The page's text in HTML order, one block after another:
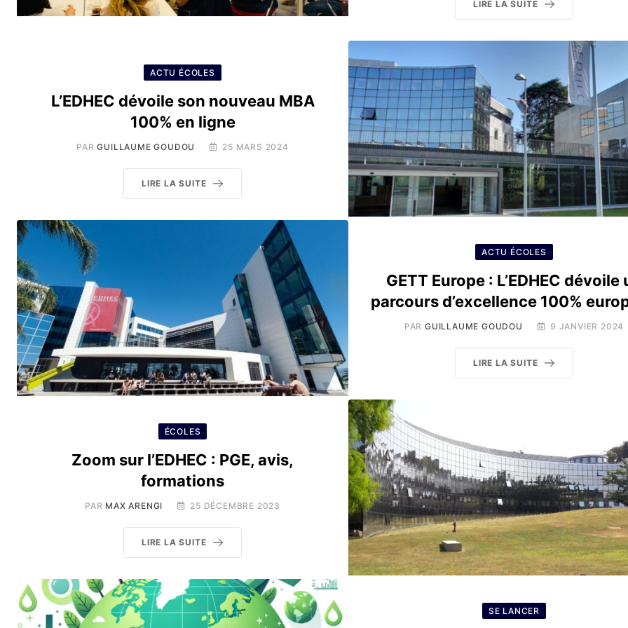
LIRE LA SUITE
ACTU ÉCOLES
L’EDHEC dévoile son nouveau MBA
100% en ligne
PARGUILLAUME GOUDOU 25 MARS 2024
LIRE LA SUITE
ACTU ÉCOLES
GETT Europe : L’EDHEC dévoile
parcours d’excellence 100%
PARGUILLAUME GOUDOU 9 JANVIER 2024
LIRE LA SUITE
ÉCOLES
Zoom sur l’EDHEC : PGE, avis,
formations
PAR MAX ARENGI 25 DÉCEMBRE 2023
LIRE LA SUITE
SE LANCER